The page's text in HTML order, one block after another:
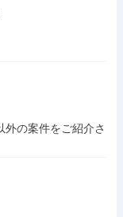
の案件をご紹介さ